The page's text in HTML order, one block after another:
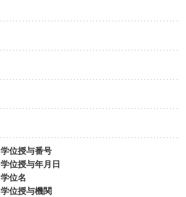
学位授与番号
学位授与年月日
学位名
学位授与機関